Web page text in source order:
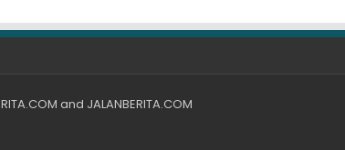
and JALANBERITA.COM